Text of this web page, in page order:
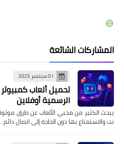
المشاركات الشائعة
01 سبتمبر 2025
تحميل ألعاب
الرسمية أوفلاين
يبحث الكثير من محبي الألعاب عن طرق
نت والاستمتاع بها دون الحاجة إلى اتصال